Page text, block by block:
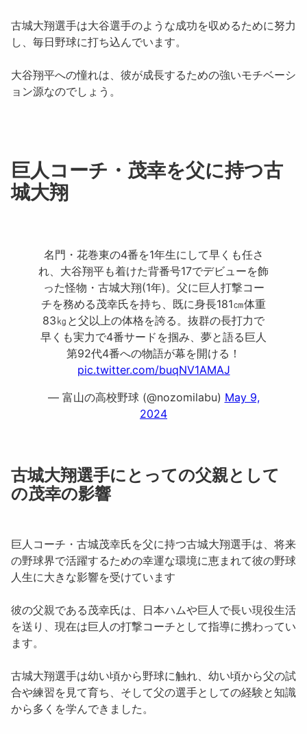
古城大翔選手は大谷選手のような成功を収めるために努力
し、毎日野球に打ち込んでいます。
大谷翔平への憧れは、彼が成長するための強いモチベーシ
ョン源なのでしょう。
巨人コーチ・茂幸を父に持つ古
城大翔
名門・花巻東の4番を1年生にして早くも任さ
れ、大谷翔平も着けた背番号17でデビューを飾
った怪物・古城大翔(1年)。父に巨人打撃コー
チを務める茂幸氏を持ち、既に身長181㎝体重
83㎏と父以上の体格を誇る。抜群の長打力で
早くも実力で4番サードを掴み、夢と語る巨人
第92代4番への物語が幕を開ける！
pic.twitter.com/buqNV1AMAJ
— 富山の高校野球 (@nozomilabu) May 9,
2024
古城大翔選手にとっての父親として
の茂幸の影響
巨人コーチ・古城茂幸氏を父に持つ古城大翔選手は、将来
の野球界で活躍するための幸運な環境に恵まれて彼の野球
人生に大きな影響を受けています
彼の父親である茂幸氏は、日本ハムや巨人で長い現役生活
を送り、現在は巨人の打撃コーチとして指導に携わってい
ます。
古城大翔選手は幼い頃から野球に触れ、幼い頃から父の試
合や練習を見て育ち、そして父の選手としての経験と知識
から多くを学んできました。